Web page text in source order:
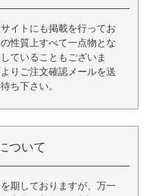
イトにも掲載を行ってお
性質上すべて一点物とな
ていることもございま
りご注文確認メールを送
ち下さい。
ついて
期しておりますが、万一